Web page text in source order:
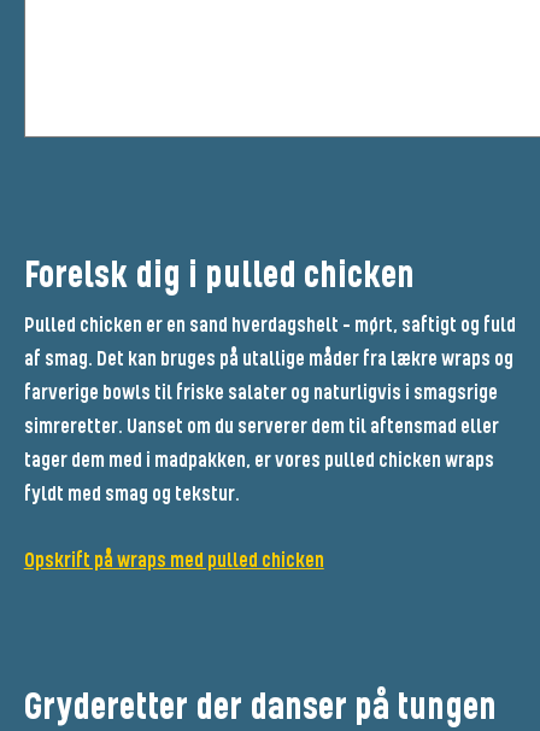
Forelsk dig i pulled chicken
Pulled chicken er en sand hverdagshelt - mørt, saftigt og fuld
af smag. Det kan bruges på utallige måder fra lækre wraps og
farverige bowls til friske salater og naturligvis i smagsrige
simreretter. Uanset om du serverer dem til aftensmad eller
tager dem med i madpakken, er vores pulled chicken wraps
fyldt med smag og tekstur.
Opskrift på wraps med pulled chicken
Gryderetter der danser på tungen